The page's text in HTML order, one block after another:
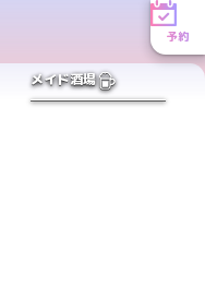
予約
メイド酒場
NEXT